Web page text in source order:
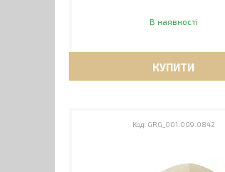
В наявності
КУПИТИ
GRG_001.009.0842